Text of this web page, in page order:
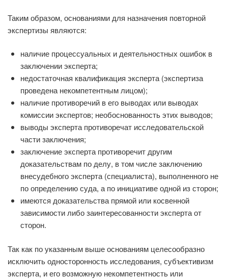
Таким образом, основаниями для назначения повторной
экспертизы являются:
наличие процессуальных и деятельностных ошибок в
заключении эксперта;
недостаточная квалификация эксперта (экспертиза
проведена некомпетентным лицом);
наличие противоречий в его выводах или выводах
комиссии экспертов; необоснованность этих выводов;
выводы эксперта противоречат исследовательской
части заключения;
заключение эксперта противоречит другим
доказательствам по делу, в том числе заключению
внесудебного эксперта (специалиста), выполненного не
по определению суда, а по инициативе одной из сторон;
имеются доказательства прямой или косвенной
зависимости либо заинтересованности эксперта от
сторон.
Так как по указанным выше основаниям целесообразно
исключить односторонность исследования, субъективизм
эксперта, и его возможную некомпетентность или